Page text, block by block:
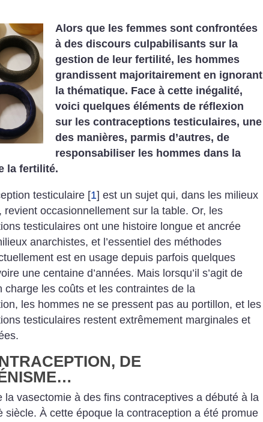
Alors que les femmes sont confrontées
à des discours culpabilisants sur la
gestion de leur fertilité, les hommes
grandissent majoritairement en ignorant
la thématique. Face à cette inégalité,
voici quelques éléments de réflexion
sur les contraceptions testiculaires, une
des manières, parmis d’autres, de
responsabiliser les hommes dans la
la fertilité.
testiculaire [1] est un sujet qui, dans les milieux
revient occasionnellement sur la table. Or, les
testiculaires ont une histoire longue et ancrée
anarchistes, et l’essentiel des méthodes
est en usage depuis parfois quelques
une centaine d’années. Mais lorsqu’il s’agit de
charge les coûts et les contraintes de la
les hommes ne se pressent pas au portillon, et les
testiculaires restent extrêmement marginales et
DE
la vasectomie à des fins contraceptives a débuté à la
siècle. À cette époque la contraception a été promue